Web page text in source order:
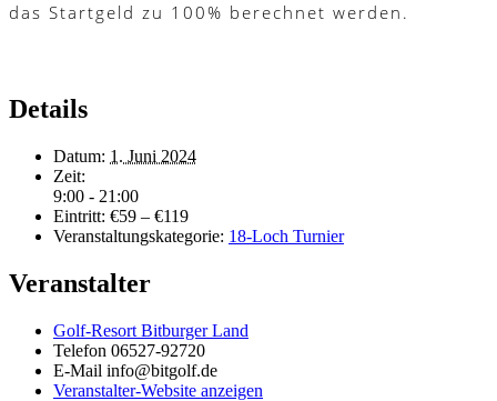
das Startgeld zu 100% berechnet werden.
Details
Datum: 1. Juni 2024
Zeit:
9:00 - 21:00
Eintritt: €59 – €119
Veranstaltungskategorie: 18-Loch Turnier
Veranstalter
Golf-Resort Bitburger Land
Telefon 06527-92720
E-Mail info@bitgolf.de
Veranstalter-Website anzeigen